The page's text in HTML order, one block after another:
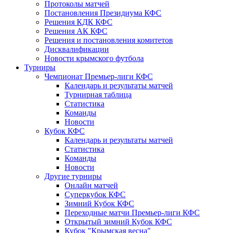
Протоколы матчей
Постановления Президиума КФС
Решения КДК КФС
Решения АК КФС
Решения и постановления комитетов
Дисквалификации
Новости крымского футбола
Турниры
Чемпионат Премьер-лиги КФС
Календарь и результаты матчей
Турнирная таблица
Статистика
Команды
Новости
Кубок КФС
Календарь и результаты матчей
Статистика
Команды
Новости
Другие турниры
Онлайн матчей
Суперкубок КФС
Зимний Кубок КФС
Переходные матчи Премьер-лиги КФС
Открытый зимний Кубок КФС
Кубок "Крымская весна"